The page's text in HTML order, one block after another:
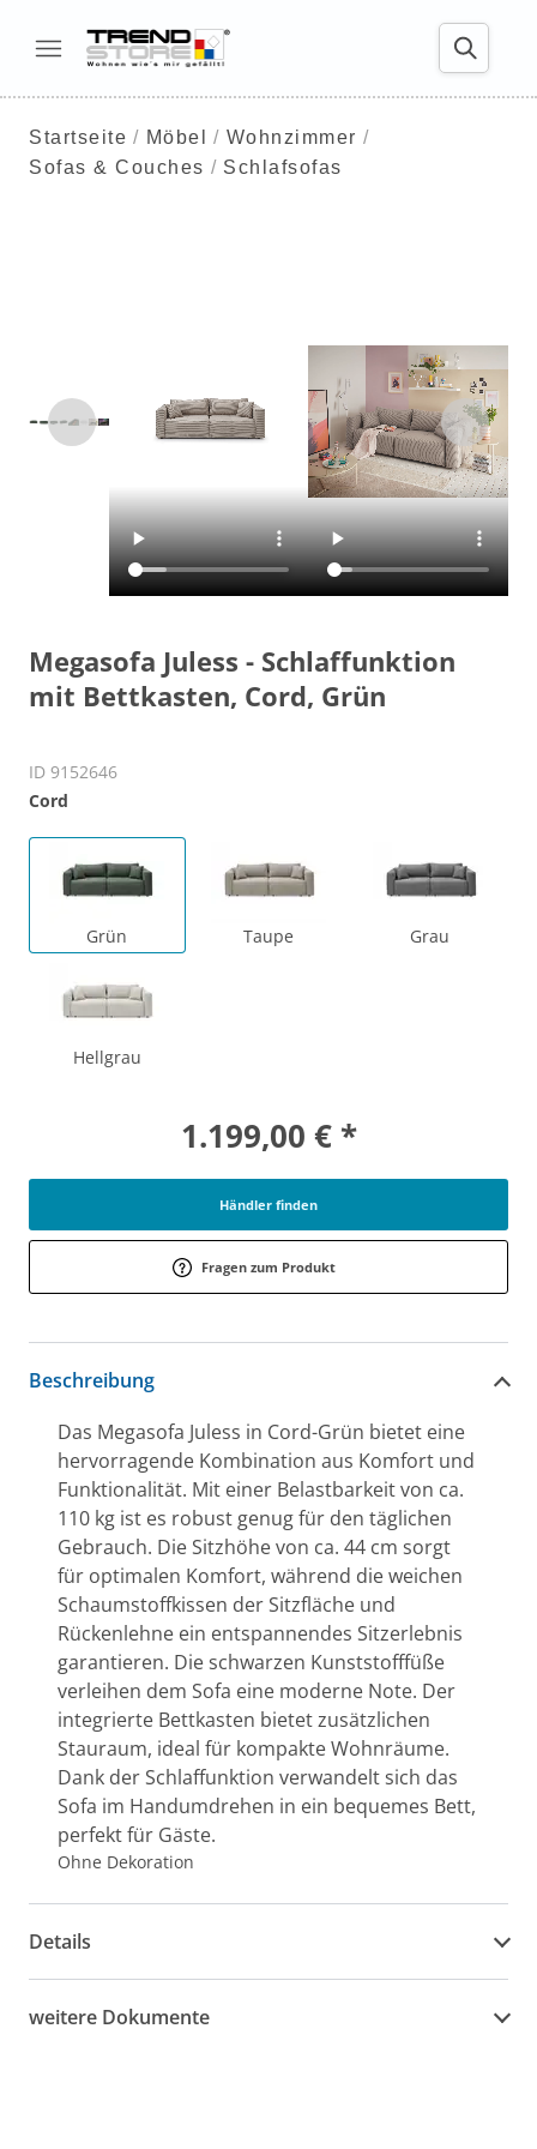
Startseite Möbel
Wohnzimmer
Sofas & Couches
Schlafsofas
Megasofa Juless - Schlaffunktion
mit Bettkasten, Cord, Grün
ID 9152646
Cord
Grün Taupe Grau
Hellgrau
1.199,00 € *
Händler finden
Fragen zum Produkt
Beschreibung
Das Megasofa Juless in Cord-Grün bietet eine
hervorragende Kombination aus Komfort und
Funktionalität. Mit einer Belastbarkeit von ca.
110 kg ist es robust genug für den täglichen
Gebrauch. Die Sitzhöhe von ca. 44 cm sorgt
für optimalen Komfort, während die weichen
Schaumstoffkissen der Sitzfläche und
Rückenlehne ein entspannendes Sitzerlebnis
garantieren. Die schwarzen Kunststofffüße
verleihen dem Sofa eine moderne Note. Der
integrierte Bettkasten bietet zusätzlichen
Stauraum, ideal für kompakte Wohnräume.
Dank der Schlaffunktion verwandelt sich das
Sofa im Handumdrehen in ein bequemes Bett,
perfekt für Gäste.
Ohne Dekoration
Details
weitere Dokumente